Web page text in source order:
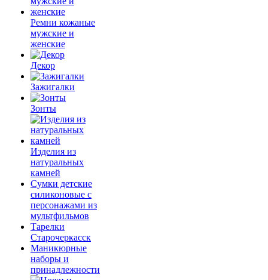
Ремни кожаные
мужские и
женские
Декор
Зажигалки
Зонты
Изделия из
натуральных
камней
Сумки детские
силиконовые с
персонажами из
мультфильмов
Тарелки
Старочеркасск
Маникюрные
наборы и
принадлежности